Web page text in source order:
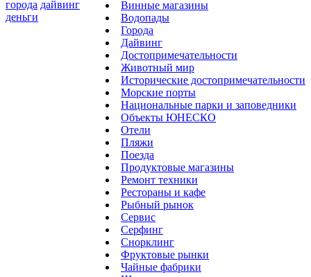
Винные магазины
Водопады
Города
Дайвинг
Достопримечательности
Животный мир
Исторические достопримечательности
Морские порты
Национальные парки и заповедники
Объекты ЮНЕСКО
Отели
Пляжи
Поезда
Продуктовые магазины
Ремонт техники
Рестораны и кафе
Рыбный рынок
Сервис
Серфинг
Снорклинг
Фруктовые рынки
Чайные фабрики
города дайвинг
деньги